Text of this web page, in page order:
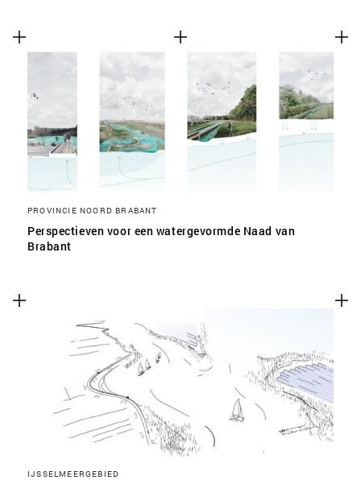
PROVINCIE NOORD BRABANT
Perspectieven voor een watergevormde Naad van
Brabant
IJSSELMEERGEBIED